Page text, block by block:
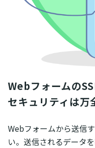
Webフォームの
セキュリティは万
Webフォームから送信
い。送信されるデータ